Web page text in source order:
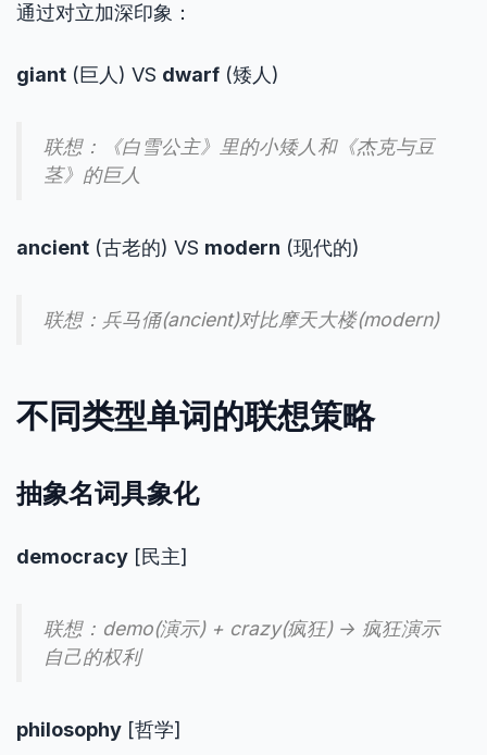
通过对立加深印象：
giant (巨人) VS dwarf (矮人)
联想：《白雪公主》里的小矮人和《杰克与豆
茎》的巨人
ancient (古老的) VS modern (现代的)
联想：兵马俑(ancient)对比摩天大楼(modern)
不同类型单词的联想策略
抽象名词具象化
democracy [民主]
联想：demo(演示) + crazy(疯狂) → 疯狂演示
自己的权利
philosophy [哲学]